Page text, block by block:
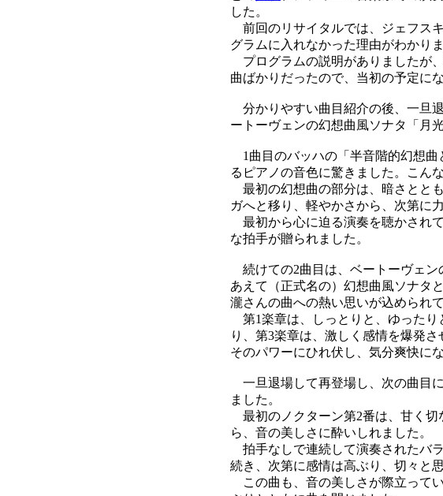
した。
前回のリサイタルでは、ジェフス
グラムに入れなかった理由がわかりま
プログラムの説明がありましたが
曲ばかりだったので、当初の予定に
分かりやすい曲目紹介の後、一旦
ートーヴェンの幻想曲風ソナタ「月
1曲目のバッハの「半音階的幻想曲
るピアノの音色に驚きました。こん
最初の幻想曲の部分は、暗さとと
ガへと移り、軽やかさから、次第に
最初から心に迫る演奏を聴かされ
な拍手が贈られました。
続けての2曲目は、ベートーヴェン
あえて（正式名の）幻想曲風ソナタ
瀧さんの曲への熱い思いが込められ
第1楽章は、しっとりと、ゆったり
り、第3楽章は、激しく感情を爆発
そのパワーにひれ伏し、気分爽快に
一旦退場して再登場し、次の曲目
ました。
最初のノクターン第2番は、甘く切
ら、音の美しさに酔いしれました。
拍手なしで連続して演奏されたバ
続き、次第に感情は高ぶり、切々と
この曲も、音の美しさが際立って